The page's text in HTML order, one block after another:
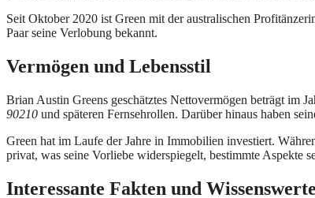
Seit Oktober 2020 ist Green mit der australischen
Paar seine Verlobung bekannt.
Vermögen und Lebensstil
Brian Austin Greens geschätztes Nettovermögen beträgt im
90210 und späteren Fernsehrollen. Darüber hinaus haben
Green hat im Laufe der Jahre in Immobilien investiert.
privat, was seine Vorliebe widerspiegelt, bestimmte Aspekte
Interessante Fakten und